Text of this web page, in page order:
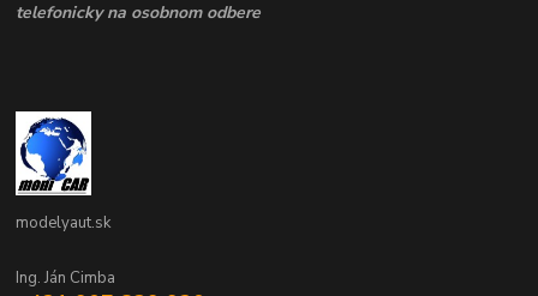
telefonicky na osobnom odbere
modelyaut.sk
Ing. Ján Cimba